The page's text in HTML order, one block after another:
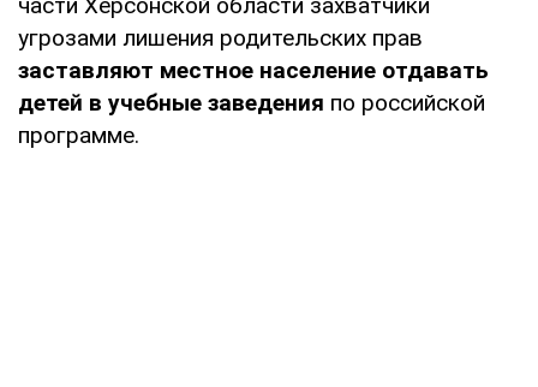
угрозами лишения родительских прав
заставляют местное население отдавать
детей в учебные заведения по российской
программе.